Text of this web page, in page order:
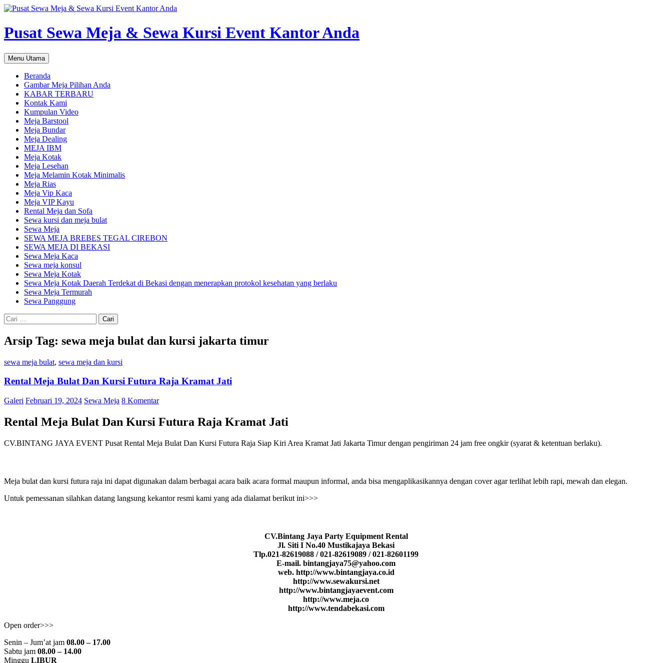
Pusat Sewa Meja & Sewa Kursi Event Kantor Anda
Cari
Menu Utama Langsung
ke
isi
Beranda
Gambar Meja Pilihan Anda
KABAR TERBARU
Kontak Kami
Kumpulan Video
Meja Barstool
Meja Bundar
Meja Dealing
MEJA IBM
Meja Kotak
Meja Lesehan
Meja Melamin Kotak Minimalis
Meja Rias
Meja Vip Kaca
Meja VIP Kayu
Rental Meja dan Sofa
Sewa kursi dan meja bulat
Sewa Meja
SEWA MEJA BREBES TEGAL CIREBON
SEWA MEJA DI BEKASI
Sewa Meja Kaca
Sewa meja konsul
Sewa Meja Kotak
Sewa Meja Kotak Daerah Terdekat di Bekasi dengan menerapkan protokol kesehatan yang berlaku
Sewa Meja Termurah
Sewa Panggung
Cari
untuk:
Arsip Tag: sewa meja bulat dan kursi jakarta timur
sewa meja bulat, sewa meja dan kursi
Rental Meja Bulat Dan Kursi Futura Raja Kramat Jati
Galeri Februari 19, 2024 Sewa Meja 8 Komentar
Rental Meja Bulat Dan Kursi Futura Raja Kramat Jati
CV.BINTANG JAYA EVENT Pusat Rental Meja Bulat Dan Kursi Futura Raja Siap Kiri Area Kramat Jati Jakarta Timur dengan pengiriman 24 jam free ongkir (syarat & ketentuan berlaku).
Meja bulat dan kursi futura raja ini dapat digunakan dalam berbagai acara baik acara formal maupun informal, anda bisa mengaplikasikannya dengan cover agar terlihat lebih rapi, mewah dan elegan.
Untuk pemessanan silahkan datang langsung kekantor resmi kami yang ada dialamat berikut ini>>>
CV.Bintang Jaya Party Equipment Rental
Jl. Siti I No.40 Mustikajaya Bekasi
Tlp.021-82619088 / 021-82619089 / 021-82601199
E-mail. bintangjaya75@yahoo.com
web. http://www.bintangjaya.co.id
http://www.sewakursi.net
http://www.bintangjayaevent.com
http://www.meja.co
http://www.tendabekasi.com
Open order>>>
Senin – Jum’at jam 08.00 – 17.00
Sabtu jam 08.00 – 14.00
Minggu LIBUR